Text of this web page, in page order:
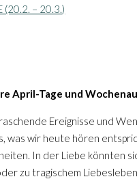
(20.2. – 20.3.)
April-Tage und
Ereignisse und
was wir heute hören
In der Liebe könnten
zu tragischem